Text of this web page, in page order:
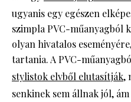
ugyanis egy egészen
szimpla PVC-műanyagból
olyan hivatalos
tartania. A PVC-
stylistok elvből elutasítják,
senkinek sem állnak jól,